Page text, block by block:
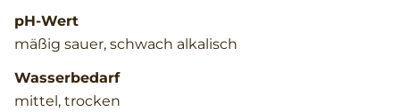
pH-Wert
mäßig sauer, schwach alkalisch
Wasserbedarf
mittel, trocken